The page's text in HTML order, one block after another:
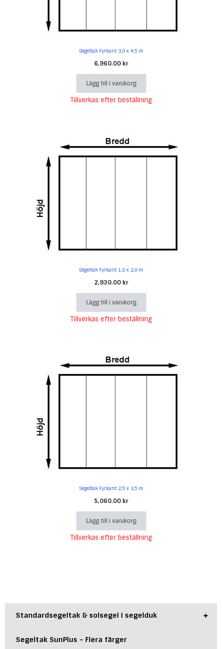
Segeltak Fyrkant 3,0 x 4,5 m
6,960.00 kr
Lägg till i varukorg
Tillverkas efter beställning
Segeltak Fyrkant 1,0 x 2,0 m
2,930.00 kr
Lägg till i varukorg
Tillverkas efter beställning
Segeltak Fyrkant 2,5 x 3,5 m
5,060.00 kr
Lägg till i varukorg
Tillverkas efter beställning
+
Standardsegeltak & solsegel i segelduk
Segeltak SunPlus – Flera färger